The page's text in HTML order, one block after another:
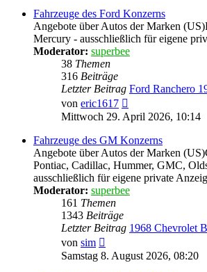
Fahrzeuge des Ford Konzerns
Angebote über Autos der Marken
Mercury - ausschließlich für eigene
Moderator: superbee
38 Themen
316 Beiträge
Letzter Beitrag Ford Ranchero
von eric1617
Beitrag
Mittwoch 29. April 2026, 10:14
Fahrzeuge des GM Konzerns
Angebote über Autos der Marken
Pontiac, Cadillac, Hummer, GMC,
ausschließlich für eigene private
Moderator: superbee
161 Themen
1343 Beiträge
Letzter Beitrag 1968 Chevrolet
von sim
Beitrag
Samstag 8. August 2026, 08:20